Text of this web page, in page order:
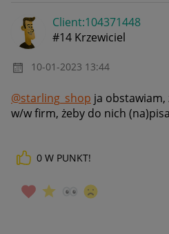
Client:104371448
#14 Krzewiciel
‎10-01-2023 13:44
@starling_shop ja obstawiam,
w/w firm, żeby do nich
0 W PUNKT!